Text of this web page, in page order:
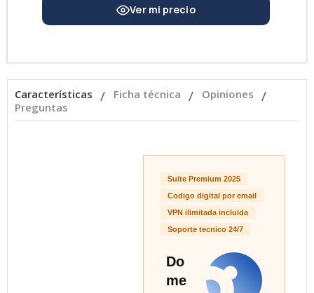
Características Ficha técnica
Opiniones
Preguntas
Suite Premium 2025
Codigo digital por email
VPN ilimitada incluida
Soporte tecnico 24/7
Do
me